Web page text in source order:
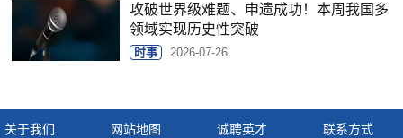
攻破世界级难题、申遗成功！本周我国多
领域实现历史性突破
时事 2026-07-26
关于我们 网站地图 诚聘英才 联系方式